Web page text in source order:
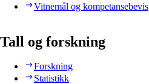
Vitnemål og kompetansebevis
Tall og forskning
Forskning
Statistikk